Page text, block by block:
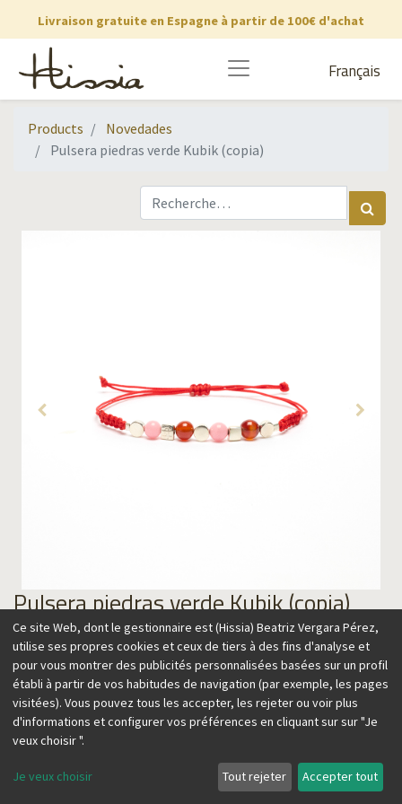
Livraison gratuite en Espagne à partir de 100€ d'achat
Français
Products
Novedades
Pulsera piedras verde Kubik (copia)
Pulsera piedras verde Kubik (copia)
69,00€
Ajouter au panier
Ce site Web, dont le gestionnaire est (Hissia) Beatriz Vergara Pérez,
utilise ses propres cookies et ceux de tiers à des fins d'analyse et
pour vous montrer des publicités personnalisées basées sur un profil
établi à partir de vos habitudes de navigation (par exemple, les pages
visitées). Vous pouvez tous les accepter, les rejeter ou voir plus
d'informations et configurer vos préférences en cliquant sur sur "Je
veux choisir ".
Je veux choisir Tout rejeter Accepter tout